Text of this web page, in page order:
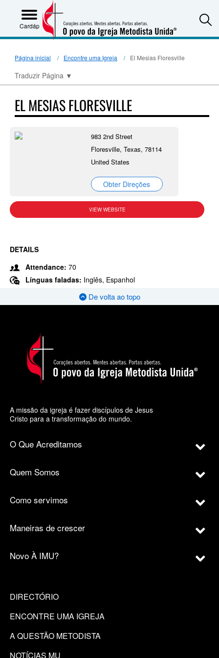
Cardápio
Página inicial Encontre uma Igreja El Mesias Floresville
Traduzir Página ▼
EL MESIAS FLORESVILLE
983 2nd Street
Floresville, Texas, 78114
United States
Obter Direções
VIEW WEBSITE
DETAILS
Attendance: 70
Línguas faladas: Inglês, Espanhol
De volta ao topo
A missão da igreja é fazer discípulos de Jesus
Cristo para a transformação do mundo.
O Que Acreditamos
Quem Somos
Como servimos
Maneiras de crescer
Novo À IMU?
DIRECTÓRIO
ENCONTRE UMA IGREJA
A QUESTÃO METODISTA
NOTÍCIAS MU